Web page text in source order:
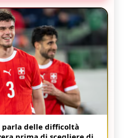
parla delle difficoltà